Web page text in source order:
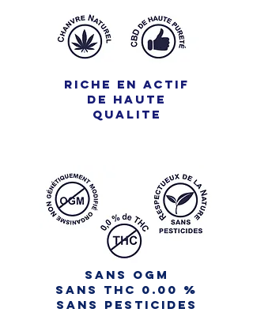
RICHE EN ACTIF
DE HAUTE
QUALITE
sans ogm
SANS THC 0.00 %
sans pesticides